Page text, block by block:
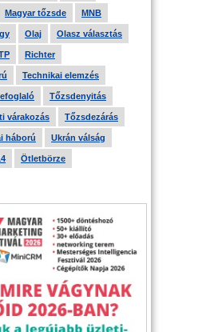
Magyar tőzsde MNB
Olaj Olasz választás
Richter
Technikai elemzés
Tőzsdenyitás
várakozás Tőzsdezárás
háború Ukrán válság
Ötletbörze